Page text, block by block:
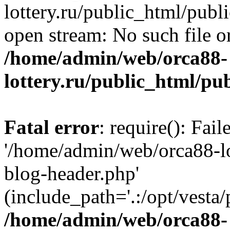
lottery.ru/public_html/
open stream: No such file
/home/admin/web/orca88-
lottery.ru/public_html/
Fatal error: require():
'/home/admin/web/
blog-header.php'
(include_path='.:/opt/
/home/admin/web/orca88-